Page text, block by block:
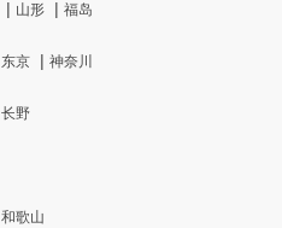
山形
福岛
东京
神奈川
长野
和歌山